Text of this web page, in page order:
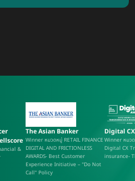
&
The Asian Banker
Winner หมวดหมู่ RETAIL FINANCE
DIGITAL AND FRICTIONLESS
AWARDS- Best Customer
Experience Initiative – "Do Not
Call" Policy
Digital
Winner หมว
Digital CX
insurance-